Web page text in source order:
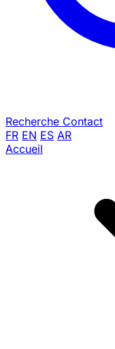
Recherche Contact
FR EN ES AR
Accueil